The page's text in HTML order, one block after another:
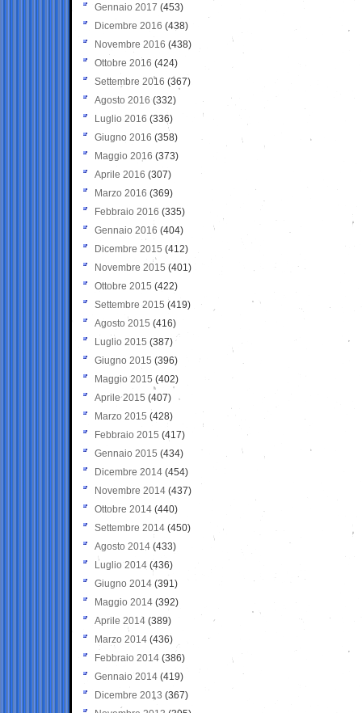
Gennaio 2017 (453)
Dicembre 2016 (438)
Novembre 2016 (438)
Ottobre 2016 (424)
Settembre 2016 (367)
Agosto 2016 (332)
Luglio 2016 (336)
Giugno 2016 (358)
Maggio 2016 (373)
Aprile 2016 (307)
Marzo 2016 (369)
Febbraio 2016 (335)
Gennaio 2016 (404)
Dicembre 2015 (412)
Novembre 2015 (401)
Ottobre 2015 (422)
Settembre 2015 (419)
Agosto 2015 (416)
Luglio 2015 (387)
Giugno 2015 (396)
Maggio 2015 (402)
Aprile 2015 (407)
Marzo 2015 (428)
Febbraio 2015 (417)
Gennaio 2015 (434)
Dicembre 2014 (454)
Novembre 2014 (437)
Ottobre 2014 (440)
Settembre 2014 (450)
Agosto 2014 (433)
Luglio 2014 (436)
Giugno 2014 (391)
Maggio 2014 (392)
Aprile 2014 (389)
Marzo 2014 (436)
Febbraio 2014 (386)
Gennaio 2014 (419)
Dicembre 2013 (367)